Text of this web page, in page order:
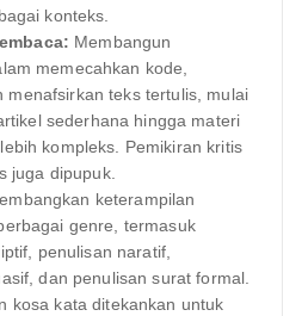
konteks.
Membangun
memecahkan kode,
menafsirkan teks tertulis, mulai
sederhana hingga materi
kompleks. Pemikiran kritis
juga dipupuk.
keterampilan
genre, termasuk
penulisan naratif,
dan penulisan surat formal.
kosa kata ditekankan untuk